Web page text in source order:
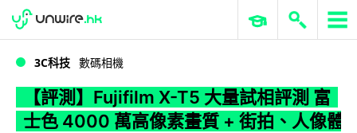
WWDC 2026 ERP 與商業 AI
3C科技 數碼相機
【評測】Fujifilm X-T5 大量試相評測 富
士色 4000 萬高像素畫質 + 街拍、人像體